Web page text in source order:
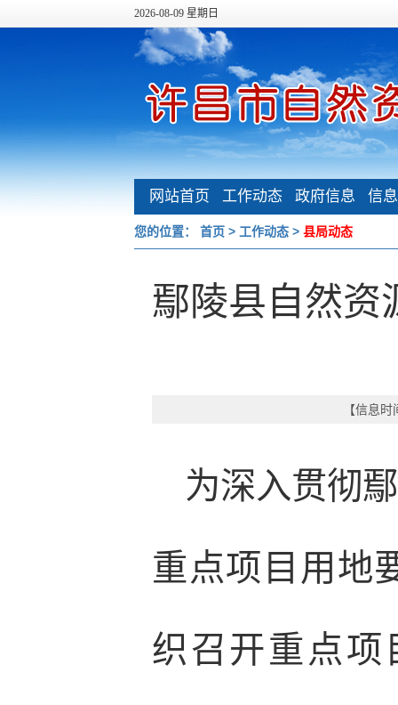
2026-08-09 星期日
网站首页 工作动态
政府信息
公开
信
您的位置： 首页 > 工作动态 > 县局动态
鄢陵县自然资
【信息
为深入贯彻
重点项目用地
织召开重点项